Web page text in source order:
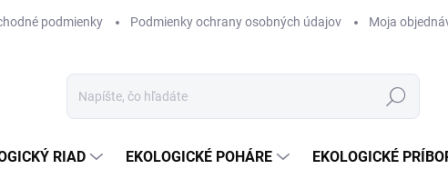
podmienky Podmienky ochrany osobných údajov Moja
Hľadať
RIAD EKOLOGICKÉ POHÁRE EKOLOGICKÉ